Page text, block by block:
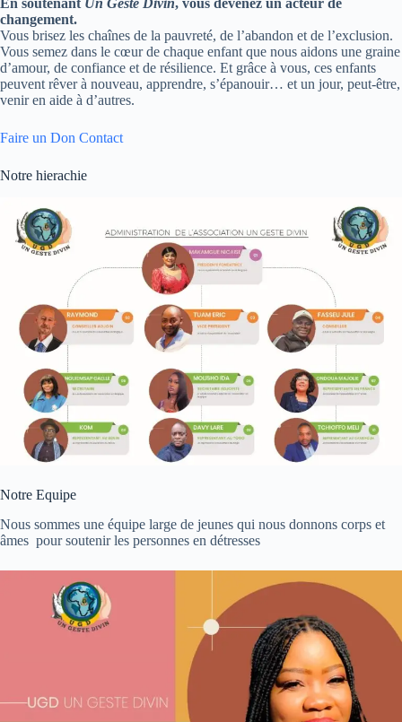
changement.
Vous brisez les chaînes de la pauvreté, de l’abandon et de l’exclusion.
Vous semez dans le cœur de chaque enfant que nous aidons une graine
d’amour, de confiance et de résilience. Et grâce à vous, ces enfants
peuvent rêver à nouveau, apprendre, s’épanouir… et un jour, peut-être,
venir en aide à d’autres.
Faire un Don Contact
Notre hierachie
Notre Equipe
Nous sommes une équipe large de jeunes qui nous donnons corps et
âmes pour soutenir les personnes en détresses